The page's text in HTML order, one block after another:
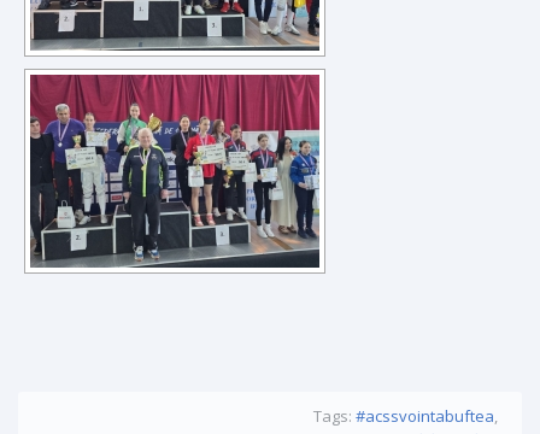
Tags: #acssvointabuftea,